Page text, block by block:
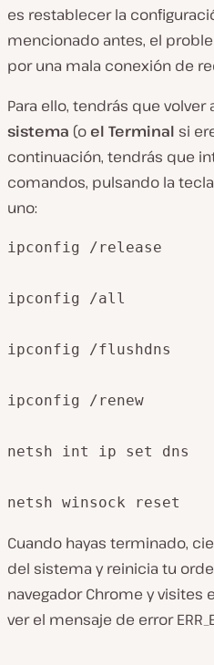
es restablecer la
mencionado antes, el
por una mala conexión de
Para ello, tendrás que volver
sistema (o el Terminal si
continuación, tendrás que
comandos, pulsando la tecla
uno:
ipconfig /release
ipconfig /all
ipconfig /flushdns
ipconfig /renew
netsh int ip set dns
netsh winsock reset
Cuando hayas terminado,
del sistema y reinicia tu
navegador Chrome y visites
ver el mensaje de error